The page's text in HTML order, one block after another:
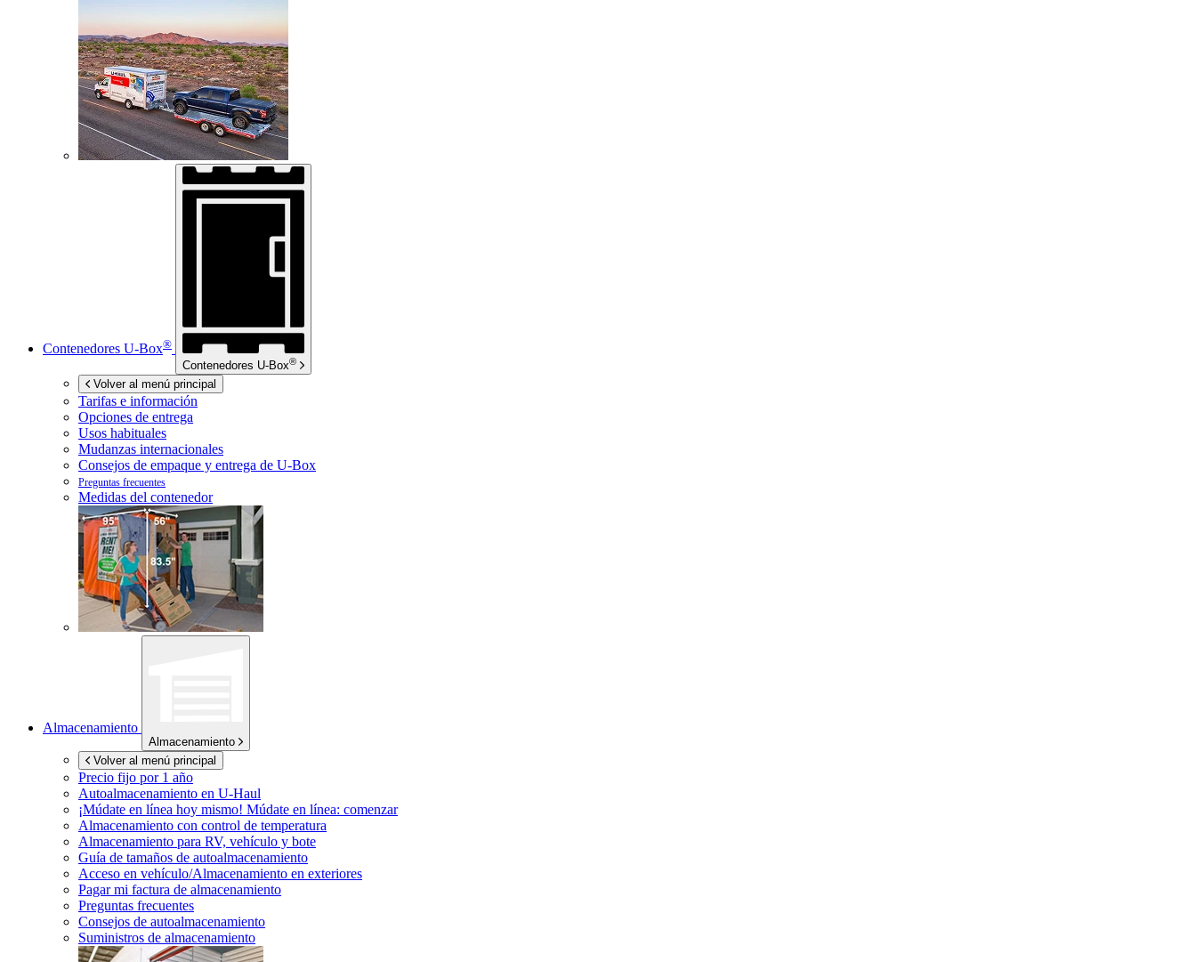
Contenedores U-Box®
Contenedores U-Box®
Volver al menú principal
Tarifas e información
Opciones de entrega
Usos habituales
Mudanzas internacionales
Consejos de empaque y entrega de U-Box
Preguntas frecuentes
Medidas del contenedor
Almacenamiento
Almacenamiento
Volver al menú principal
Precio fijo por 1 año
Autoalmacenamiento en U-Haul
¡Múdate en línea hoy mismo! Múdate en línea: comenzar
Almacenamiento con control de temperatura
Almacenamiento para RV, vehículo y bote
Guía de tamaños de autoalmacenamiento
Acceso en vehículo/Almacenamiento en exteriores
Pagar mi factura de almacenamiento
Preguntas frecuentes
Consejos de autoalmacenamiento
Suministros de almacenamiento